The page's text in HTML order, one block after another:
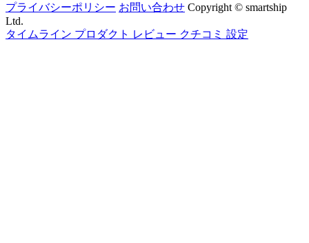
プライバシーポリシー お問い合わせ Copyright © smartship
Ltd.
タイムライン プロダクト レビュー クチコミ 設定